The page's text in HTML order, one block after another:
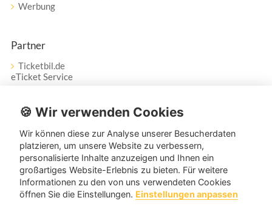
Werbung
Partner
Ticketbil.de
eTicket Service
Vertrag widerrufen
Service
Unser Tanzpartner-Service hilft Ihnen bei Fragen und
Anregungen gerne weiter!
🍪 Wir verwenden Cookies
Wir können diese zur Analyse unserer Besucherdaten
platzieren, um unsere Website zu verbessern,
personalisierte Inhalte anzuzeigen und Ihnen ein
großartiges Website-Erlebnis zu bieten. Für weitere
Informationen zu den von uns verwendeten Cookies
öffnen Sie die Einstellungen. Einstellungen anpassen